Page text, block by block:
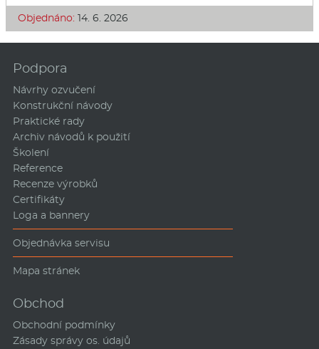
Objednáno: 14. 6. 2026
Podpora
Návrhy ozvučení
Konstrukční návody
Praktické rady
Archiv návodů k použití
Školení
Reference
Recenze výrobků
Certifikáty
Loga a bannery
Objednávka servisu
Mapa stránek
Obchod
Obchodní podmínky
Zásady správy os. údajů